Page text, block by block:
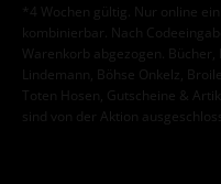
*4 Wochen gültig. Nur online
kombinierbar. Nach
Warenkorb abgezogen.
Lindemann, Böhse Onkelz,
Toten Hosen, Gutscheine &
sind von der Aktion